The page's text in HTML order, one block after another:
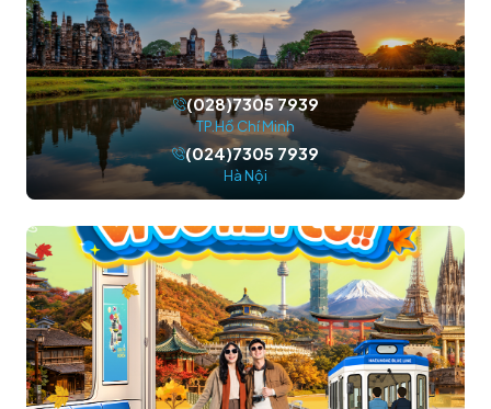
(028)7305 7939
TP.Hồ Chí Minh
(024)7305 7939
Hà Nội